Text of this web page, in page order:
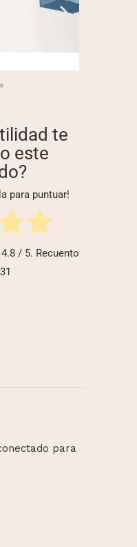
te
este
para puntuar!
4.8 / 5. Recuento
31
para